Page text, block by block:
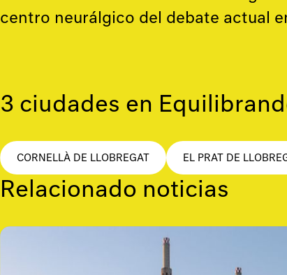
centro neurálgico del debate actual
3 ciudades en
CORNELLÀ DE LLOBREGAT EL PRAT DE
Relacionado noticias